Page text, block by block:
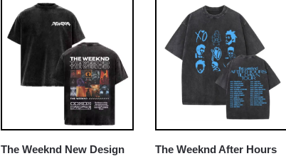
The Weeknd New Design
The Weeknd After Hours